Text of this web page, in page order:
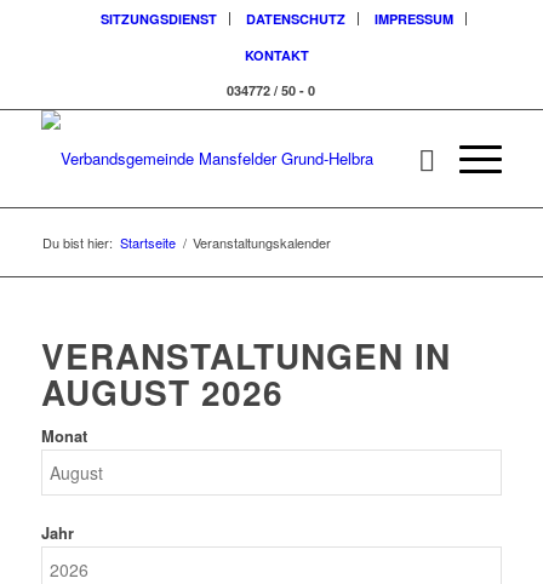
SITZUNGSDIENST DATENSCHUTZ
IMPRESSUM
KONTAKT
034772 / 50 - 0
Du bist hier: Startseite / Veranstaltungskalender
VERANSTALTUNGEN IN
AUGUST 2026
Monat
Jahr